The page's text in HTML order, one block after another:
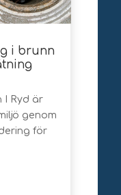
i brunn
I Ryd är
genom
för